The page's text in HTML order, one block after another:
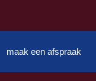
maak een afspraak